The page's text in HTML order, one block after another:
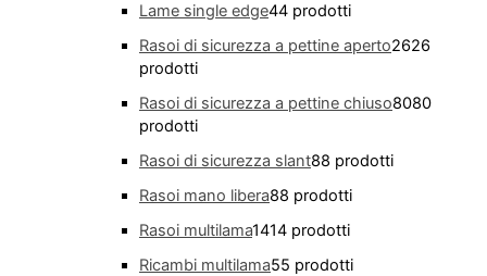
Lame single edge44 prodotti
Rasoi di sicurezza a pettine aperto2626
prodotti
Rasoi di sicurezza a pettine chiuso8080
prodotti
Rasoi di sicurezza slant88 prodotti
Rasoi mano libera88 prodotti
Rasoi multilama1414 prodotti
Ricambi multilama55 prodotti